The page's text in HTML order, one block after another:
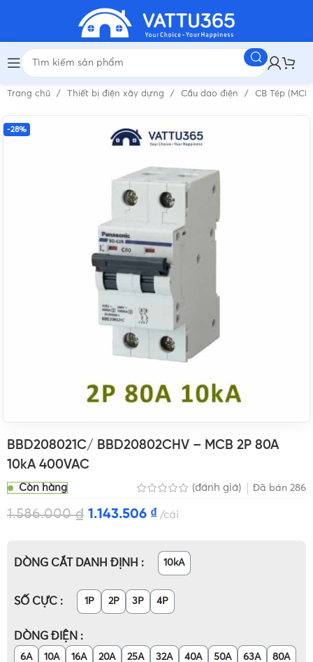
Trang chủ Thiết bị điện xây dựng Cầu dao điện CB Tép
-28%
BBD208021C/ BBD20802CHV – MCB 2P 80A
10kA 400VAC
Còn hàng (đánh giá) Đã bán 286
1.586.000₫ 1.143.506 ₫ cái
DÒNG CẮT DANH ĐỊNH 10kA
SỐ CỰC 1P 2P 3P 4P
DÒNG ĐIỆN
6A 10A 16A 20A 25A 32A 40A 50A 63A 80A